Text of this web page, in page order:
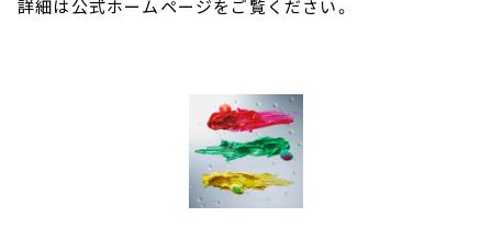
詳細は公式ホームページをご覧ください。